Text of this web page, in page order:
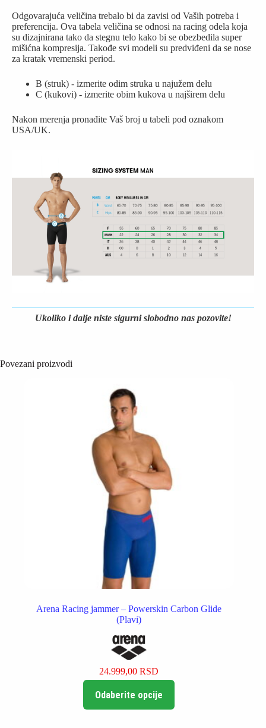
Odgovarajuća veličina trebalo bi da zavisi od Vaših potreba i
preferencija. Ova tabela veličina se odnosi na racing odela koja
su dizajnirana tako da stegnu telo kako bi se obezbedila super
mišićna kompresija. Takođe svi modeli su predviđeni da se nose
za kratak vremenski period.
B (struk) - izmerite odim struka u najužem delu
C (kukovi) - izmerite obim kukova u najširem delu
Nakon merenja pronađite Vaš broj u tabeli pod oznakom
USA/UK.
Ukoliko i dalje niste sigurni slobodno nas pozovite!
Povezani proizvodi
Arena Racing jammer – Powerskin Carbon Glide
(Plavi)
24.999,00RSD
Odaberite opcije
proizvod